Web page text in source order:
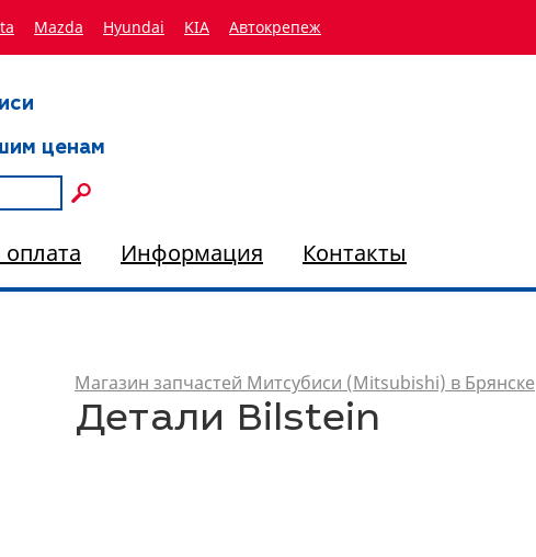
Мazda Hyundai KIA Автокрепеж
ценам
оплата Информация Контакты
Магазин запчастей Митсубиси (Mitsubishi) в Брянске
Детали Bilstein